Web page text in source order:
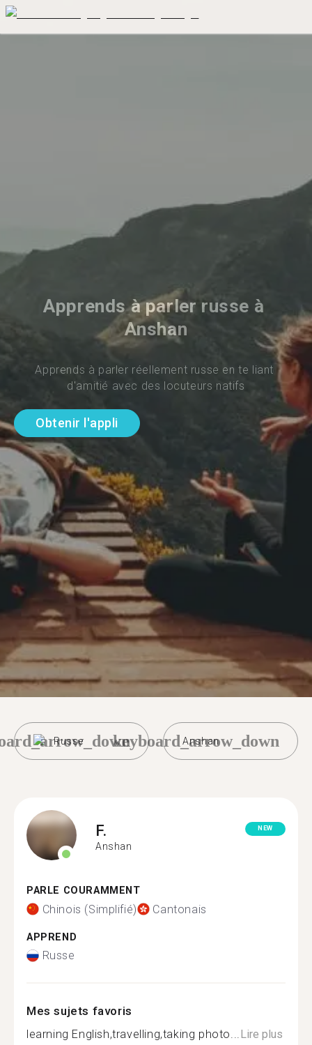
Apprends à parler russe à
Anshan
Apprends à parler réellement russe en te liant
d'amitié avec des locuteurs natifs
Obtenir l'appli
Russe Anshan
keyboard_arrow_down
F.
Anshan
NEW
PARLE COURAMMENT
Chinois (Simplifié) Cantonais
APPREND
Russe
Mes sujets favoris
learning English,travelling,taking photo...Lire plus